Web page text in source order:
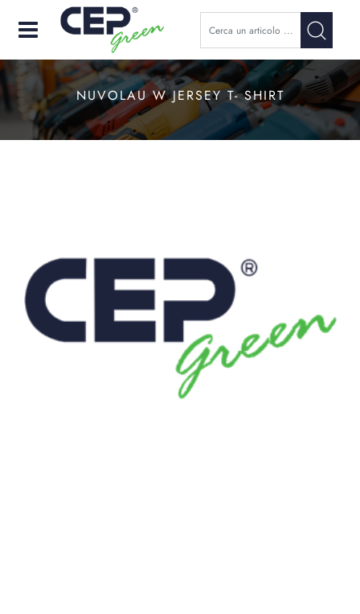
Open
NUVOLAU W JERSEY T- SHIRT